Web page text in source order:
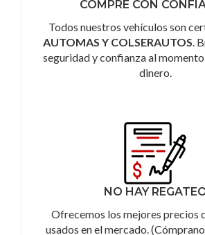
COMPRE CON
Todos nuestros vehículos son
AUTOMAS Y COLSERAUTOS.
seguridad y confianza al
dinero.
NO HAY
Ofrecemos los mejores precios
usados en el mercado.